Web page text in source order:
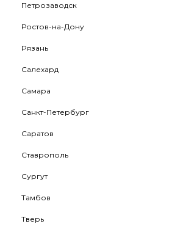
Петрозаводск
Ростов-на-Дону
Рязань
Салехард
Самара
Санкт-Петербург
Саратов
Ставрополь
Сургут
Тамбов
Тверь